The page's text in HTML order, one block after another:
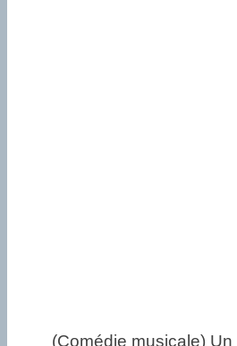
(Comédie musicale) Un